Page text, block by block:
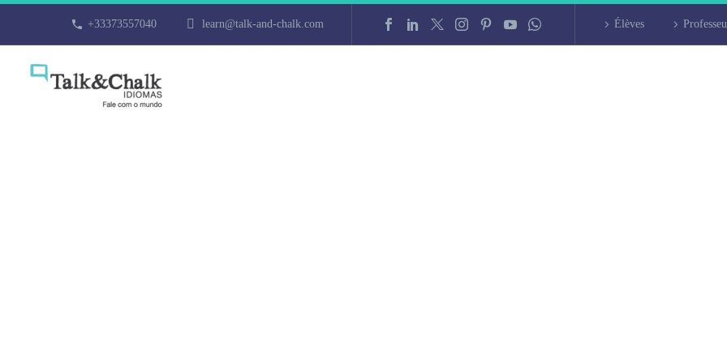
+33373557040 learn@talk-and-chalk.com Élèves